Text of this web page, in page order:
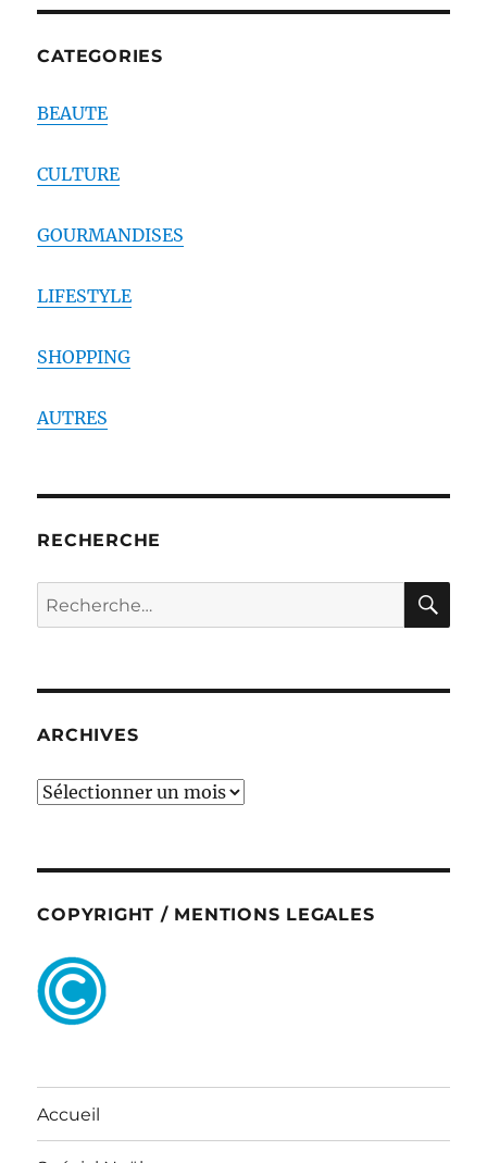
CATEGORIES
BEAUTE
CULTURE
GOURMANDISES
LIFESTYLE
SHOPPING
AUTRES
RECHERCHE
Recherche
pour :
ARCHIVES
ARCHIVES
COPYRIGHT / MENTIONS LEGALES
Accueil